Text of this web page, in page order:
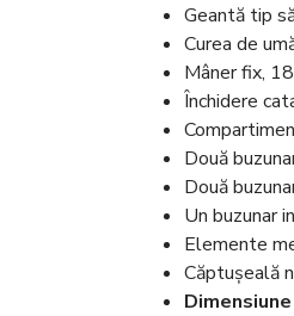
Geantă tip
Curea de
Mâner fix,
Închidere
Două
Două
Un buzunar
Elemente
Căptușeală